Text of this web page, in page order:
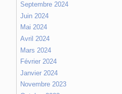
Septembre 2024
Juin 2024
Mai 2024
Avril 2024
Mars 2024
Février 2024
Janvier 2024
Novembre 2023